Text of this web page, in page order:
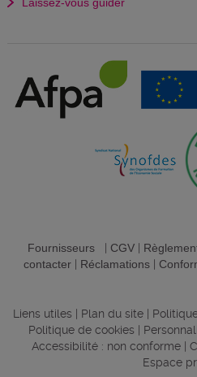
Laissez-vous guider
Fournisseurs| CGV|
contacter| Réclamations|
Liens utiles Plan du site
Politique de cookies
Accessibilité : non conforme|
Espace